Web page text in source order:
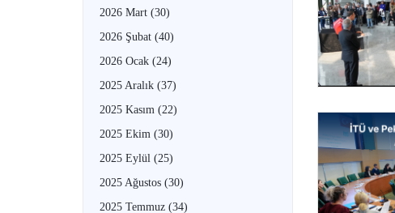
2026 Mart (30)
2026 Şubat (40)
2026 Ocak (24)
2025 Aralık (37)
2025 Kasım (22)
2025 Ekim (30)
2025 Eylül (25)
2025 Ağustos (30)
2025 Temmuz (34)